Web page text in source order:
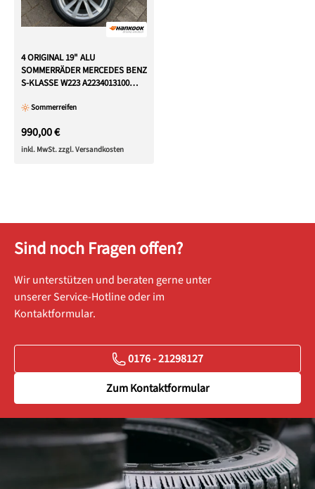
4 ORIGINAL 19" ALU
SOMMERRÄDER MERCEDES BENZ
S-KLASSE W223 A2234013100
Sommerreifen
990,00 €
inkl. MwSt. zzgl. Versandkosten
Sind noch Fragen offen?
Wir unterstützen und beraten gerne unter
unserer Service-Hotline oder im
Kontaktformular.
0176 - 21298127
Zum Kontaktformular